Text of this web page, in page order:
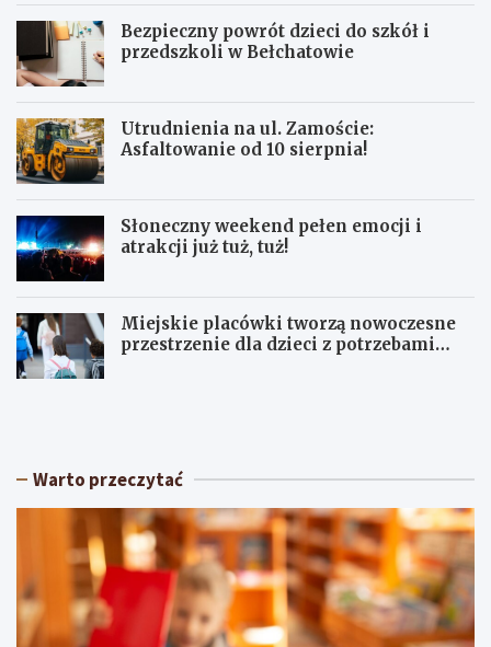
Bezpieczny powrót dzieci do szkół i
przedszkoli w Bełchatowie
Utrudnienia na ul. Zamoście:
Asfaltowanie od 10 sierpnia!
Słoneczny weekend pełen emocji i
atrakcji już tuż, tuż!
Miejskie placówki tworzą nowoczesne
przestrzenie dla dzieci z potrzebami
S
c
e
e
k
U
w
k
i
e
Warto przeczytać